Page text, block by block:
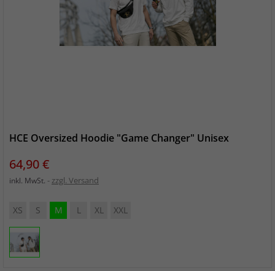
HCE Oversized Hoodie "Game Changer" Unisex
Preis
64,90 €
inkl. MwSt. zzgl. Versand
XS S M L XL XXL